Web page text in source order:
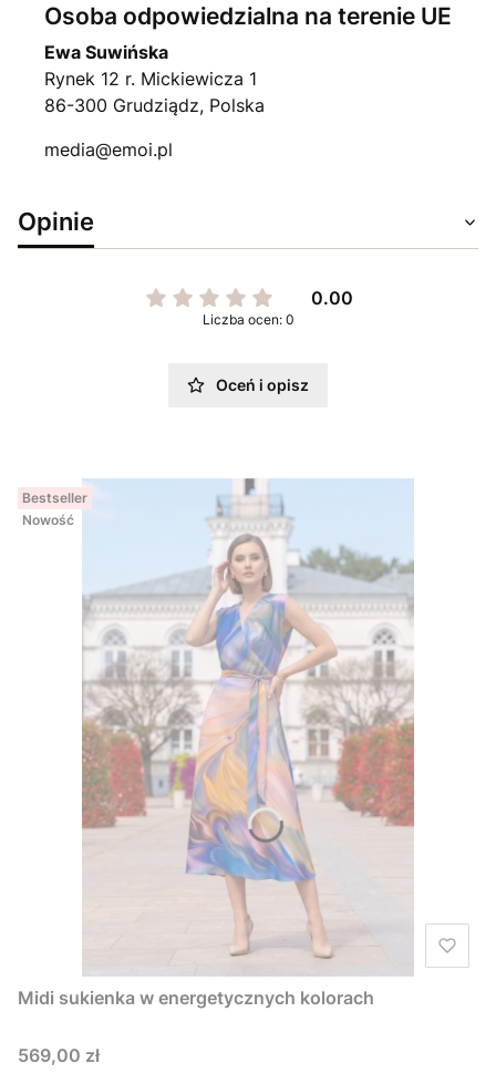
Osoba odpowiedzialna na terenie UE
Ewa Suwińska
Rynek 12 r. Mickiewicza 1
86-300 Grudziądz, Polska
media@emoi.pl
Opinie
0.00
Liczba ocen: 0
Oceń i opisz
Bestseller
Nowość
Midi sukienka w energetycznych kolorach
Cena
569,00 zł